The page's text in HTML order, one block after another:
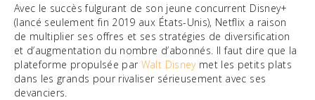
Avec le succès fulgurant de son jeune concurrent Disney+
(lancé seulement fin 2019 aux États-Unis), Netflix a raison
de multiplier ses offres et ses stratégies de diversification
et d’augmentation du nombre d’abonnés. Il faut dire que la
plateforme propulsée par Walt Disneymet les petits plats
dans les grands pour rivaliser sérieusement avec ses
devanciers.